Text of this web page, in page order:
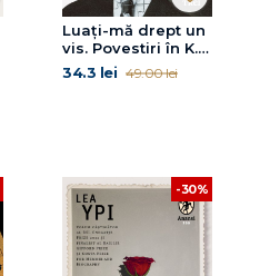
Luați-mă drept un
vis. Povestiri în K.
minor
34.3 lei 49.00 lei
-30%